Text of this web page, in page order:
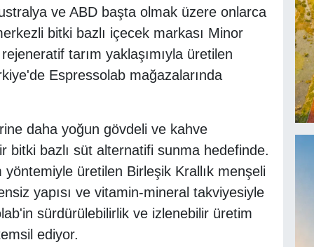
ve ABD başta olmak üzere onlarca
bitki bazlı içecek markası Minor
tarım yaklaşımıyla üretilen
Espressolab mağazalarında
daha yoğun gövdeli ve kahve
bitki bazlı süt alternatifi sunma hedefinde.
üretilen Birleşik Krallık menşeli
yapısı ve vitamin-mineral takviyesiyle
sürdürülebilirlik ve izlenebilir üretim
ediyor.